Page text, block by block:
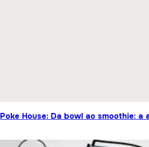
Poke House: Da bowl ao smoothie: